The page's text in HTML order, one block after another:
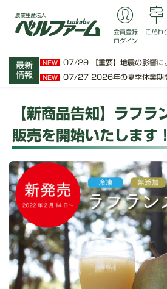
最新
情報
NEW 07/29 【重要】地震の影響に
NEW 07/27 2026年の夏季休業期
会員登録
ログイン
こだわ
【新商品告知】ラフラ
販売を開始いたします